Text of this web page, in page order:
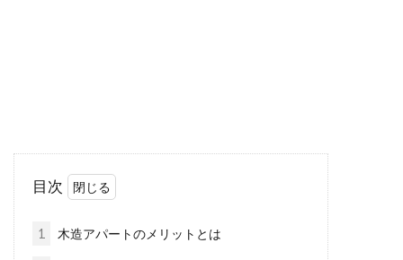
江戸線沿線は住みやすい？
六本木ヒルズやその周辺にお勤めの方も多いこ
とでしょう。また、ショッピングモールなどの
目次
1 木造アパートのメリットとは